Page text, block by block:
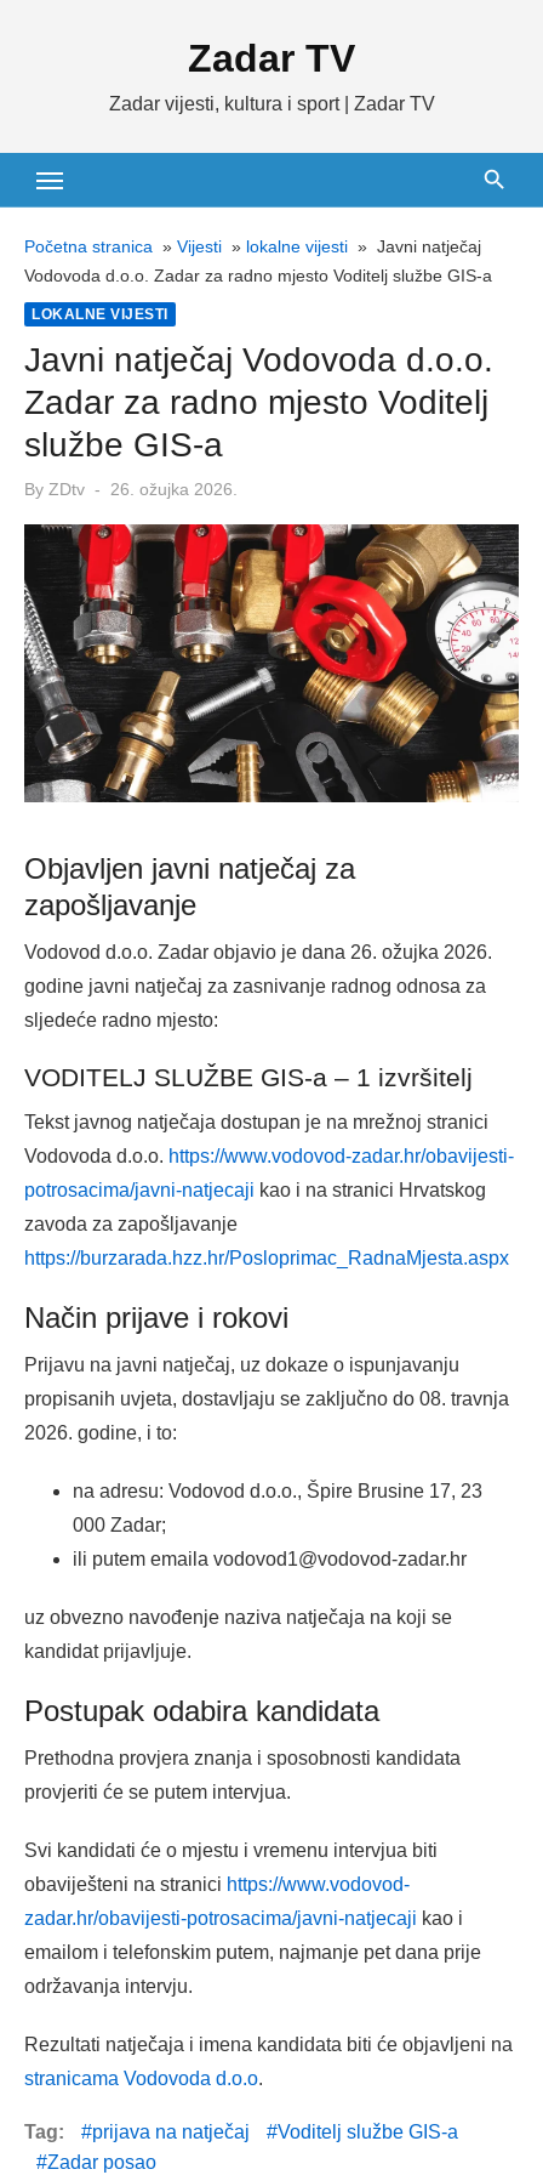
Zadar TV
Zadar vijesti, kultura i sport | Zadar TV
Početna stranica » Vijesti » lokalne vijesti » Javni natječaj
Vodovoda d.o.o. Zadar za radno mjesto Voditelj službe GIS-a
LOKALNE VIJESTI
Javni natječaj Vodovoda d.o.o.
Zadar za radno mjesto Voditelj
službe GIS-a
By ZDtv
Posted
26. ožujka 2026.
Objavljen javni natječaj za
zapošljavanje
Vodovod d.o.o. Zadar objavio je dana 26. ožujka 2026.
godine javni natječaj za zasnivanje radnog odnosa za
sljedeće radno mjesto:
VODITELJ SLUŽBE GIS-a – 1 izvršitelj
Tekst javnog natječaja dostupan je na mrežnoj stranici
Vodovoda d.o.o. https://www.vodovod-zadar.hr/obavijesti-
potrosacima/javni-natjecaji kao i na stranici Hrvatskog
zavoda za zapošljavanje
https://burzarada.hzz.hr/Posloprimac_RadnaMjesta.aspx
Način prijave i rokovi
Prijavu na javni natječaj, uz dokaze o ispunjavanju
propisanih uvjeta, dostavljaju se zaključno do 08. travnja
2026. godine, i to:
na adresu: Vodovod d.o.o., Špire Brusine 17, 23
000 Zadar;
ili putem emaila vodovod1@vodovod-zadar.hr
uz obvezno navođenje naziva natječaja na koji se
kandidat prijavljuje.
Postupak odabira kandidata
Prethodna provjera znanja i sposobnosti kandidata
provjeriti će se putem intervjua.
Svi kandidati će o mjestu i vremenu intervjua biti
obaviješteni na stranici https://www.vodovod-
zadar.hr/obavijesti-potrosacima/javni-natjecaji kao i
emailom i telefonskim putem, najmanje pet dana prije
održavanja intervju.
Rezultati natječaja i imena kandidata biti će objavljeni na
stranicama Vodovoda d.o.o.
Tag: prijava na natječaj
Voditelj službe GIS-a
Zadar posao